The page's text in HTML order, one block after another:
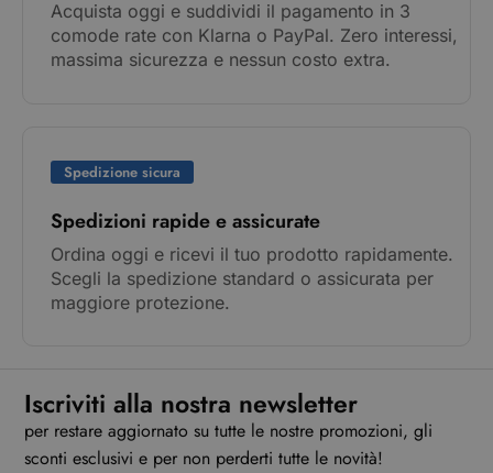
Acquista oggi e suddividi il pagamento in 3
comode rate con Klarna o PayPal. Zero interessi,
massima sicurezza e nessun costo extra.
Spedizione sicura
Spedizioni rapide e assicurate
Ordina oggi e ricevi il tuo prodotto rapidamente.
Scegli la spedizione standard o assicurata per
maggiore protezione.
Iscriviti alla nostra newsletter
per restare aggiornato su tutte le nostre promozioni, gli
sconti esclusivi e per non perderti tutte le novità!